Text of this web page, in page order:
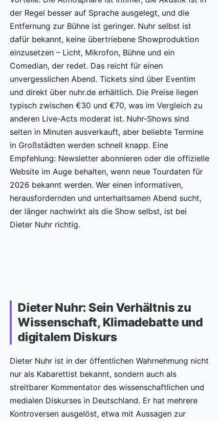
der Regel besser auf Sprache ausgelegt, und die
Entfernung zur Bühne ist geringer. Nuhr selbst ist
dafür bekannt, keine übertriebene Showproduktion
einzusetzen – Licht, Mikrofon, Bühne und ein
Comedian, der redet. Das reicht für einen
unvergesslichen Abend. Tickets sind über Eventim
und direkt über nuhr.de erhältlich. Die Preise liegen
typisch zwischen €30 und €70, was im Vergleich zu
anderen Live-Acts moderat ist. Nuhr-Shows sind
selten in Minuten ausverkauft, aber beliebte Termine
in Großstädten werden schnell knapp. Eine
Empfehlung: Newsletter abonnieren oder die offizielle
Website im Auge behalten, wenn neue Tourdaten für
2026 bekannt werden. Wer einen informativen,
herausfordernden und unterhaltsamen Abend sucht,
der länger nachwirkt als die Show selbst, ist bei
Dieter Nuhr richtig.
Dieter Nuhr: Sein Verhältnis zu
Wissenschaft, Klimadebatte und
digitalem Diskurs
Dieter Nuhr ist in der öffentlichen Wahrnehmung nicht
nur als Kabarettist bekannt, sondern auch als
streitbarer Kommentator des wissenschaftlichen und
medialen Diskurses in Deutschland. Er hat mehrere
Kontroversen ausgelöst, etwa mit Aussagen zur